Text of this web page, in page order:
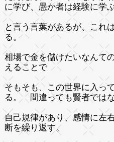
に学び、愚か者は経験に学
と言う言葉があるが、これ
る。
相場で金を儲けたいなんて
えることで
そもそも、この世界に入
る。 間違っても賢者ではな
自己規律があり、感情に左
断を繰り返す。